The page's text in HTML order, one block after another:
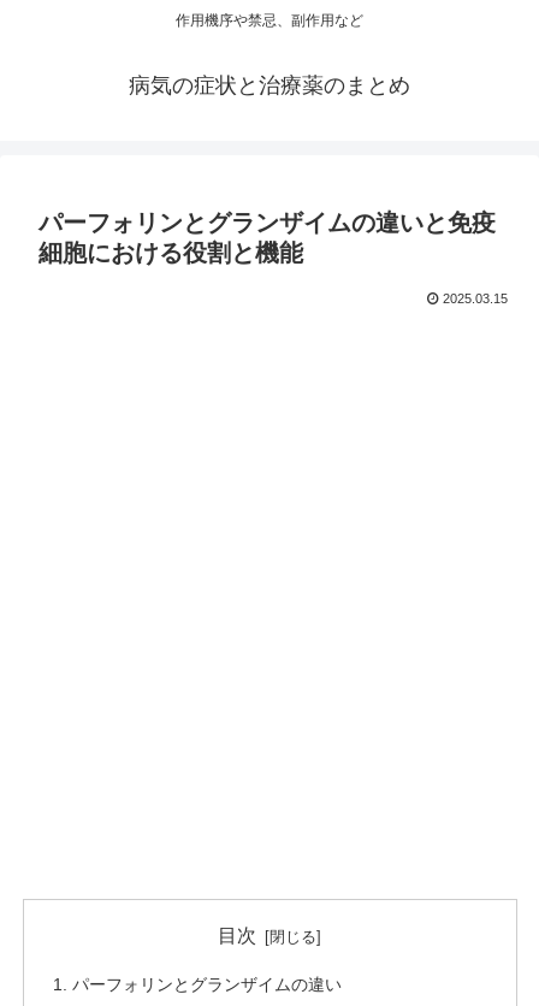
作用機序や禁忌、副作用など
病気の症状と治療薬のまとめ
パーフォリンとグランザイムの違いと免疫
細胞における役割と機能
2025.03.15
目次
パーフォリンとグランザイムの違い